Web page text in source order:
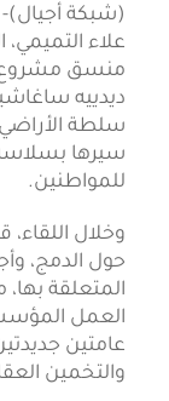
(شبكة
علاء التميمي،
منسق مشروع
ديدييه
سلطة الأراضي
سيرها
للمواطنين.
وخلال
حول الدمج،
المتعلقة
العمل
عامتين
والتخمين